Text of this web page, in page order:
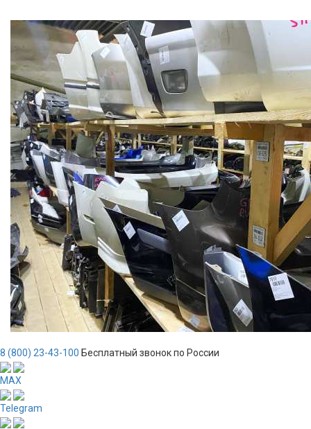
8 (800) 23-43-100 Бесплатный звонок по России
MAX
Telegram